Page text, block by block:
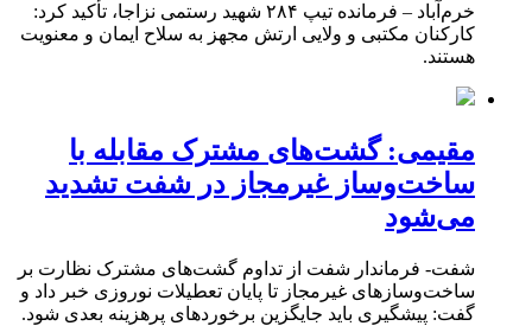
خرم‌آباد – فرمانده تیپ ۲۸۴ شهید رستمی نزاجا، تأکید کرد:
کارکنان مکتبی و ولایی ارتش مجهز به سلاح ایمان و معنویت
هستند.
مقیمی: گشت‌های مشترک مقابله با
ساخت‌وساز غیرمجاز در شفت تشدید
می‌شود
شفت- فرماندار شفت از تداوم گشت‌های مشترک نظارت بر
ساخت‌وسازهای غیرمجاز تا پایان تعطیلات نوروزی خبر داد و
گفت: پیشگیری باید جایگزین برخوردهای پرهزینه بعدی شود.